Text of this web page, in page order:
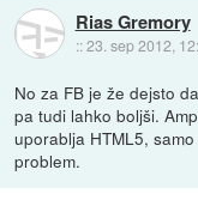
Rias Gremory
::23. sep 2012,
No za FB je že dejsto
pa tudi lahko boljši.
uporablja HTML5,
problem.